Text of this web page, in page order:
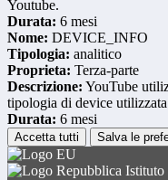
Youtube.
Durata: 6 mesi
Nome: DEVICE_INFO
Tipologia: analitico
Proprieta: Terza-parte
Descrizione: YouTube
tipologia di device
Durata: 6 mesi
Accetta tutti Salva le
Istituto